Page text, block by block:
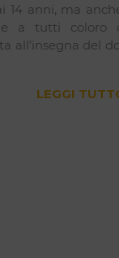
14 anni, ma
a tutti coloro
all’insegna del
LEGGI